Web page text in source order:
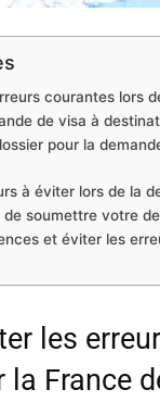
courantes lors
de visa à
pour la
à éviter lors de la
soumettre votre
et éviter les
les
la France